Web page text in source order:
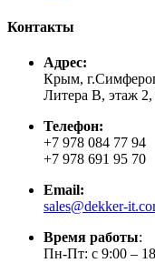
Контакты
Адрес:
Крым,
Литера В, этаж 2,
Телефон:
+7 978 084 77 94
+7 978 691 95 70
Email:
sales@dekker-
Время работы:
Пн-Пт: с 9:00 –